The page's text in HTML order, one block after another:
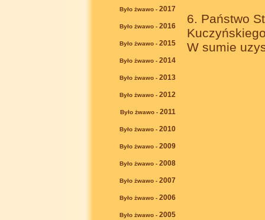
Było żwawo - 2017
Było żwawo - 2016
Było żwawo - 2015
Było żwawo - 2014
Było żwawo - 2013
Było żwawo - 2012
Było żwawo - 2011
Było żwawo - 2010
Było żwawo - 2009
Było żwawo - 2008
Było żwawo - 2007
Było żwawo - 2006
Było żwawo - 2005
6. Państwo
W sumie